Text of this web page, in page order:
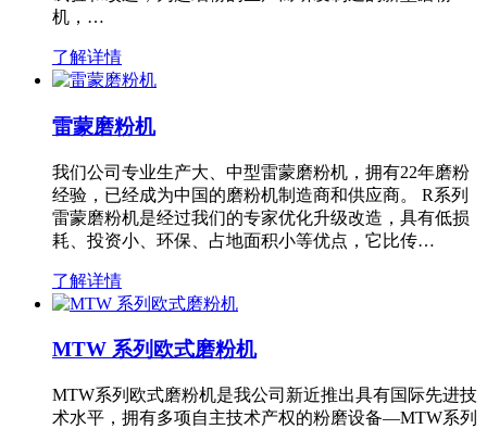
机，…
了解详情
雷蒙磨粉机
我们公司专业生产大、中型雷蒙磨粉机，拥有22年磨粉
经验，已经成为中国的磨粉机制造商和供应商。 R系列
雷蒙磨粉机是经过我们的专家优化升级改造，具有低损
耗、投资小、环保、占地面积小等优点，它比传…
了解详情
MTW 系列欧式磨粉机
MTW系列欧式磨粉机是我公司新近推出具有国际先进技
术水平，拥有多项自主技术产权的粉磨设备—MTW系列